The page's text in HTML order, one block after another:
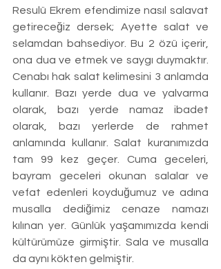
Resulü Ekrem efendimize nasıl salavat
getireceğiz dersek; Ayette salat ve
selamdan bahsediyor. Bu 2 özü içerir,
ona dua ve etmek ve saygı duymaktır.
Cenabı hak salat kelimesini 3 anlamda
kullanır. Bazı yerde dua ve yalvarma
olarak, bazı yerde namaz ibadet
olarak, bazı yerlerde de rahmet
anlamında kullanır. Salat kuranımızda
tam 99 kez geçer. Cuma geceleri,
bayram geceleri okunan salalar ve
vefat edenleri koyduğumuz ve adına
musalla dediğimiz cenaze namazı
kılınan yer. Günlük yaşamımızda kendi
kültürümüze girmiştir. Sala ve musalla
da aynı kökten gelmiştir.